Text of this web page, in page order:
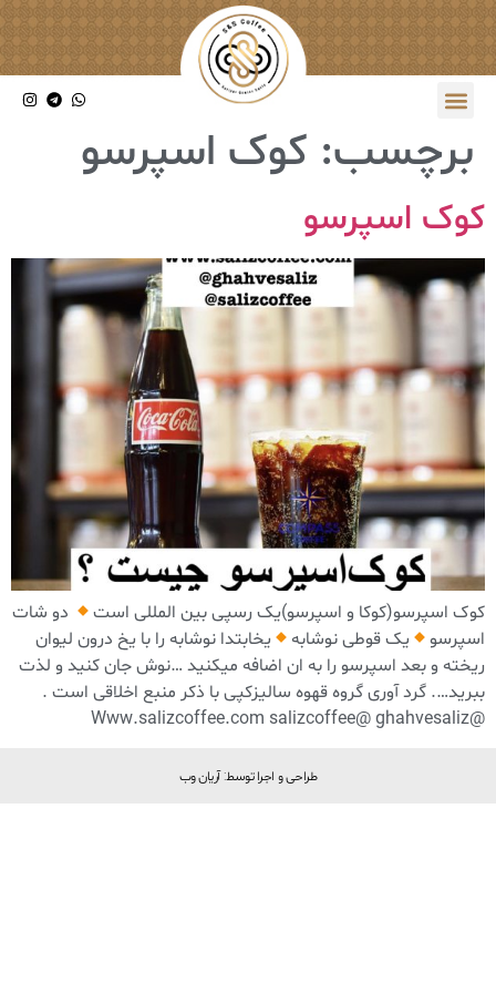
برچسب: کوک اسپرسو
کوک اسپرسو
کوک اسپرسو(کوکا و اسپرسو)یک رسپی بین المللی است
دو شات
اسپرسو
یک قوطی نوشابه
یخابتدا نوشابه را با یخ درون لیوان
ریخته و بعد اسپرسو را به ان اضافه میکنید …نوش جان کنید و لذت
ببرید‌…. گرد آوری گروه قهوه سالیزکپی با ذکر منبع اخلاقی است .
‏@ghahvesaliz ‏@salizcoffee ‏Www.salizcoffee.com
طراحی و اجرا توسط: آریان وب